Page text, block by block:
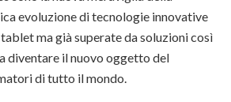
evoluzione di tecnologie innovative
ma già superate da soluzioni così
diventare il nuovo oggetto del
di tutto il mondo.